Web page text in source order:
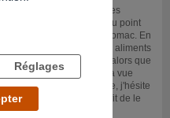
depuis 3 jours sans réelles
n'ai plus aucun appétit au point
et trois frites dans l'estomac. En
me dégoûte même mes aliments
coup j'en viens à vomir alors que
maux de tête et ma vue
pas ce qu'il m'arrive, j'hésite
ça va passer, qu'il suffit de le
Réglages